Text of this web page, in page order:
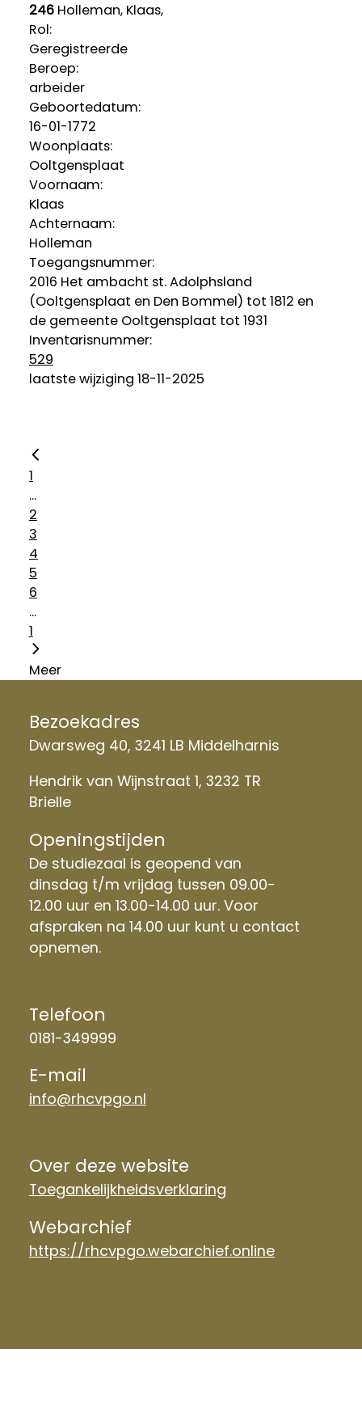
246Holleman, Klaas,
Rol:
Geregistreerde
Beroep:
arbeider
Geboortedatum:
16-01-1772
Woonplaats:
Ooltgensplaat
Voornaam:
Klaas
Achternaam:
Holleman
Toegangsnummer:
2016 Het ambacht st. Adolphsland
(Ooltgensplaat en Den Bommel) tot 1812 en
de gemeente Ooltgensplaat tot 1931
Inventarisnummer:
529
laatste wijziging 18-11-2025
1
...
2
3
4
5
6
...
1
Meer
Bezoekadres
Dwarsweg 40, 3241 LB Middelharnis
Hendrik van Wijnstraat 1, 3232 TR
Brielle
Openingstijden
De studiezaal is geopend van
dinsdag t/m vrijdag tussen 09.00-
12.00 uur en 13.00-14.00 uur. Voor
afspraken na 14.00 uur kunt u contact
opnemen.
Telefoon
0181-349999
E-mail
info@rhcvpgo.nl
Over deze website
Toegankelijkheidsverklaring
Webarchief
https://rhcvpgo.webarchief.online